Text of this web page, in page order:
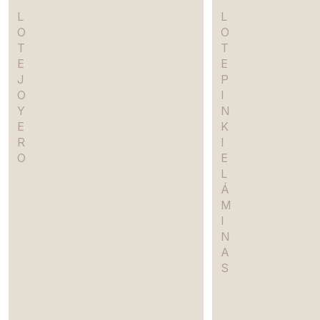
L
O
T
E
J
O
Y
E
R
O
L
O
T
E
P
I
N
K
I
E
L
Á
M
I
N
A
S